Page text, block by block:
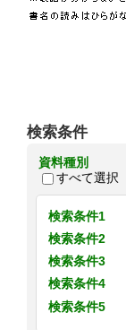
検索条件
資料種別
すべて選択
検索条件1
検索条件2
検索条件3
検索条件4
検索条件5